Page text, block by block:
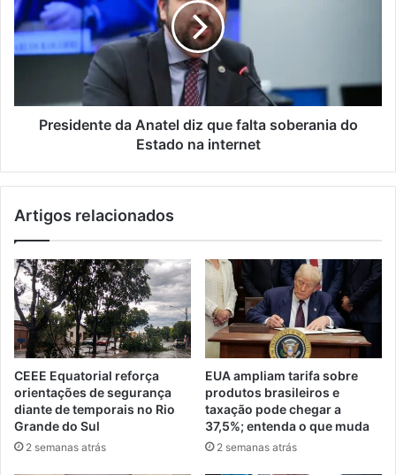
Presidente da Anatel diz que falta soberania do
Estado na internet
Artigos relacionados
CEEE Equatorial reforça
orientações de segurança
diante de temporais no Rio
Grande do Sul
2 semanas atrás
EUA ampliam tarifa sobre
produtos brasileiros e
taxação pode chegar a
37,5%; entenda o que muda
2 semanas atrás